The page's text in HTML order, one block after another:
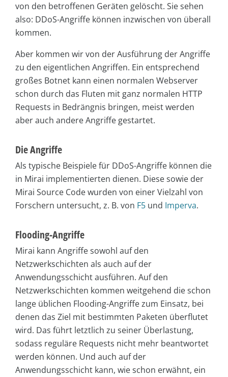
von den betroffenen Geräten gelöscht. Sie sehen
also: DDoS-Angriffe können inzwischen von überall
kommen.
Aber kommen wir von der Ausführung der Angriffe
zu den eigentlichen Angriffen. Ein entsprechend
großes Botnet kann einen normalen Webserver
schon durch das Fluten mit ganz normalen HTTP
Requests in Bedrängnis bringen, meist werden
aber auch andere Angriffe gestartet.
Die Angriffe
Als typische Beispiele für DDoS-Angriffe können die
in Mirai implementierten dienen. Diese sowie der
Mirai Source Code wurden von einer Vielzahl von
Forschern untersucht, z. B. von F5 und Imperva.
Flooding-Angriffe
Mirai kann Angriffe sowohl auf den
Netzwerkschichten als auch auf der
Anwendungsschicht ausführen. Auf den
Netzwerkschichten kommen weitgehend die schon
lange üblichen Flooding-Angriffe zum Einsatz, bei
denen das Ziel mit bestimmten Paketen überflutet
wird. Das führt letztlich zu seiner Überlastung,
sodass reguläre Requests nicht mehr beantwortet
werden können. Und auch auf der
Anwendungsschicht kann, wie schon erwähnt, ein